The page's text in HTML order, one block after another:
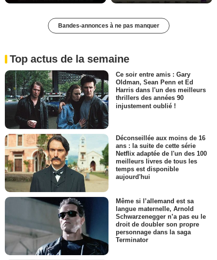
Bandes-annonces à ne pas manquer
Top actus de la semaine
Ce soir entre amis : Gary
Oldman, Sean Penn et Ed
Harris dans l'un des meilleurs
thrillers des années 90
injustement oublié !
Déconseillée aux moins de 16
ans : la suite de cette série
Netflix adaptée de l'un des 100
meilleurs livres de tous les
temps est disponible
aujourd'hui
Même si l’allemand est sa
langue maternelle, Arnold
Schwarzenegger n’a pas eu le
droit de doubler son propre
personnage dans la saga
Terminator